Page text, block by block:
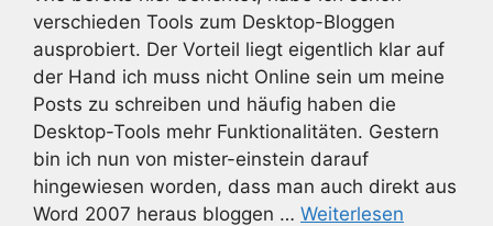
verschieden Tools zum Desktop-Bloggen
ausprobiert. Der Vorteil liegt eigentlich klar auf
der Hand ich muss nicht Online sein um meine
Posts zu schreiben und häufig haben die
Desktop-Tools mehr Funktionalitäten. Gestern
bin ich nun von mister-einstein darauf
hingewiesen worden, dass man auch direkt aus
Word 2007 heraus bloggen … Weiterlesen